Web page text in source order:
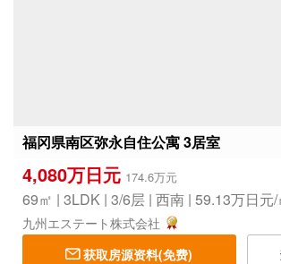
福冈県南区弥永自住公寓 3居室
4,080万日元 174.6万元
69㎡ | 3LDK | 3/6层 | 西南 | 59.13万日元/
九州エステート株式会社
获取房源资料(免费)